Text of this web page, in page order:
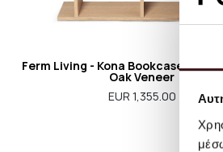
Ferm Living - Kona Bookcase -
Oak Veneer
EUR 1,355.00